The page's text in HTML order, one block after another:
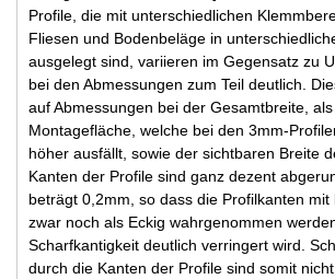
Profile, die mit unterschiedlichen
Fliesen und Bodenbeläge in
ausgelegt sind, variieren im Gegensatz zu
bei den Abmessungen zum Teil deutlich.
auf Abmessungen bei der Gesamtbreite,
Montagefläche, welche bei den 3mm-
höher ausfällt, sowie der sichtbaren Breite
Kanten der Profile sind ganz dezent
beträgt 0,2mm, so dass die Profilkanten mit
zwar noch als Eckig wahrgenommen
Scharfkantigkeit deutlich verringert wird.
durch die Kanten der Profile sind somit